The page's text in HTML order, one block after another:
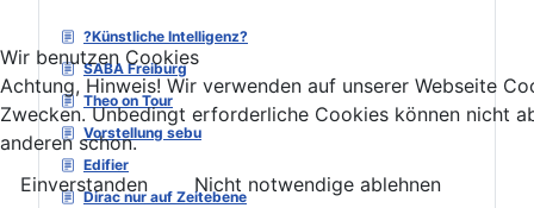
?Künstliche Intelligenz?
SABA Freiburg
Theo on Tour
Vorstellung sebu
Edifier
Dirac nur auf Zeitebene
Wir benutzen Cookies
Achtung, Hinweis! Wir verwenden auf unserer Webseite
Zwecken. Unbedingt erforderliche Cookies können nicht
anderen schon.
Einverstanden
Nicht notwendige ablehnen